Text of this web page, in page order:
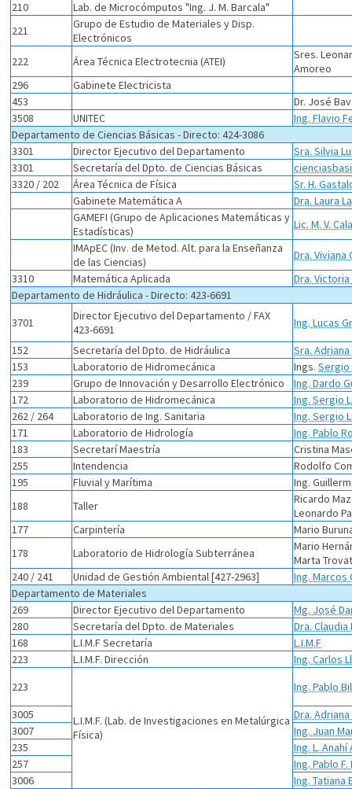
210
Lab. de Microcómputos "Ing. J. M. Barcala"
221
Grupo de Estudio de Materiales y Disp.
Electrónicos
222
Área Técnica Electrotecnia (ATEI)
Sres.
Amoreo
296
Gabinete Electricista
453
Dr. José
3508
UNITEC
Ing. Flavio
Departamento de Ciencias Básicas - Directo: 424-3086
3301
Director Ejecutivo del Departamento
Sra. Silvia
3301
Secretaría del Dpto. de Ciencias Básicas
3320 / 202
Área Técnica de Física
Sr. H.
Gabinete Matemática A
Dra. Laura
GAMEFI (Grupo de Aplicaciones Matemáticas y
Estadísticas)
Lic. M. V.
IMApEC (Inv. de Metod. Alt. para la Enseñanza
de las Ciencias)
Dra. Viviana
3310
Matemática Aplicada
Dra.
Departamento de Hidráulica - Directo: 423-6691
3701
Director Ejecutivo del Departamento / FAX
423-6691
Ing. Lucas
152
Secretaría del Dpto. de Hidráulica
Sra.
153
Laboratorio de Hidromecánica Ings.Sergio
239
Grupo de Innovación y Desarrollo Electrónico
Ing. Dardo
172
Laboratorio de Hidromecánica
Ing. Sergio
262 / 264
Laboratorio de Ing. Sanitaria
Ing. Sergio
171
Laboratorio de Hidrología
Ing. Pablo
183
Secretarí Maestría
Cristina
255
Intendencia
Rodolfo
195
Fluvial y Marítima
Ing.
188
Taller
Ricardo
Leonardo
177
Carpintería
Mario
178
Laboratorio de Hidrología Subterránea
Mario
Marta
240 / 241
Unidad de Gestión Ambiental [427-2963]
Ing. Marcos
Departamento de Materiales
269
Director Ejecutivo del Departamento
Mg. José
280
Secretaría del Dpto. de Materiales
Dra.
168
L.I.M.F Secretaría
L.I.M.F
223
L.I.M.F. Dirección
Ing. Carlos
223
L.I.M.F. (Lab. de Investigaciones en Metalúrgica
Física)
Ing. Pablo
3005
Dra.
3007
Ing. Juan
235
Ing. L.
257
Ing. Pablo
3006
Ing. Tatiana